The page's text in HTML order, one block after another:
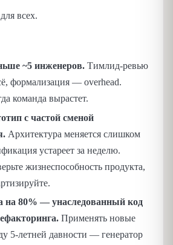
всех.
~5 инженеров. Тимлид-ревью
формализация — overhead.
команда вырастет.
с частой сменой
Архитектура меняется слишком
устареет за неделю.
жизнеспособность продукта,
на 80% — унаследованный код
Применять новые
5-летней давности — генератор